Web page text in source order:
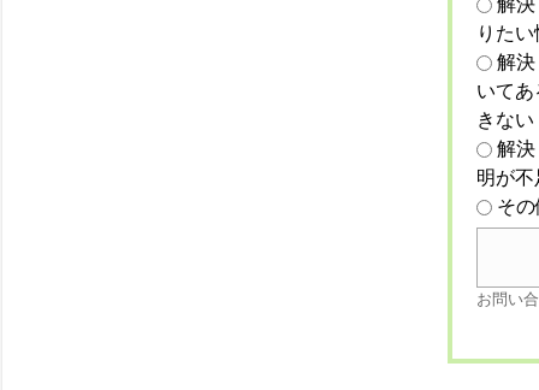
解
りた
解
いて
きない
解
明が
そ
お問い